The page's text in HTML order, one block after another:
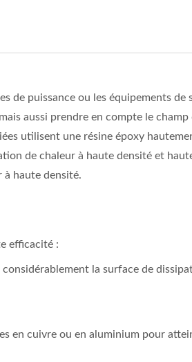
de puissance ou les équipements
aussi prendre en compte le
utilisent une résine époxy
de chaleur à haute densité et
à haute densité.
efficacité :
la surface de
en cuivre ou en aluminium pour